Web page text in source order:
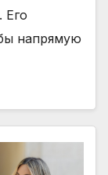
Его
напрямую